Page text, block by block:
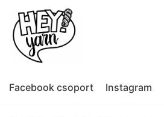
Skip
to
content
Facebook csoport Instagram